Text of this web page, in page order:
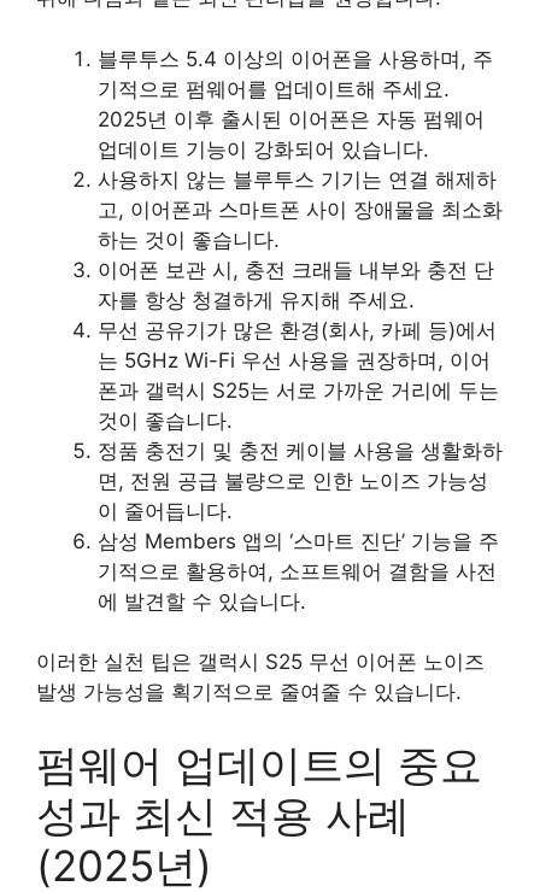
블루투스 5.4 이상의 이어폰을 사용하며, 주
기적으로 펌웨어를 업데이트해 주세요.
2025년 이후 출시된 이어폰은 자동 펌웨어
업데이트 기능이 강화되어 있습니다.
사용하지 않는 블루투스 기기는 연결 해제하
고, 이어폰과 스마트폰 사이 장애물을 최소화
하는 것이 좋습니다.
이어폰 보관 시, 충전 크래들 내부와 충전 단
자를 항상 청결하게 유지해 주세요.
무선 공유기가 많은 환경(회사, 카페 등)에서
는 5GHz Wi-Fi 우선 사용을 권장하며, 이어
폰과 갤럭시 S25는 서로 가까운 거리에 두는
것이 좋습니다.
정품 충전기 및 충전 케이블 사용을 생활화하
면, 전원 공급 불량으로 인한 노이즈 가능성
이 줄어듭니다.
삼성 Members 앱의 ‘스마트 진단’ 기능을 주
기적으로 활용하여, 소프트웨어 결함을 사전
에 발견할 수 있습니다.
이러한 실천 팁은 갤럭시 S25 무선 이어폰 노이즈
발생 가능성을 획기적으로 줄여줄 수 있습니다.
펌웨어 업데이트의 중요
성과 최신 적용 사례
(2025년)